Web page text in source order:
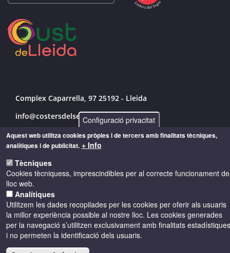
Complex Caparrella, 97 25192 - Lleida
info@costersdelsegre.es
973 264 583
© Copyright 2026 - Drets reservats
Accessibilitat Avís legal Cookies
Política de privacitat
Configuració privacitat
Aquest web utilitza cookies pròpies i de tercers amb finalitats tècniques,
analítiques i de publicitat. + Info
Tècniques
Cookies tècniquess, imprescindibles per al correcte funcionament
lloc web.
Analítiques
Utilitzem les dades recopilades per les cookies per oferir als usuaris
la millor experiència possible al nostre lloc. Les cookies generades
per la navegació s’utilitzen exclusivament amb finalitats estadístiques
i no permeten la identificació dels usuaris.